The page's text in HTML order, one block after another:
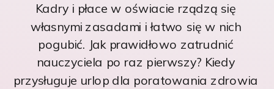
Kadry i płace w oświacie rządzą się
własnymi zasadami i łatwo się w nich
pogubić. Jak prawidłowo zatrudnić
nauczyciela po raz pierwszy? Kiedy
przysługuje urlop dla poratowania zdrowia